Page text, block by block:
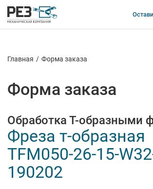
Главная / Форма заказа
Форма заказа
Обработка Т-образными
Фреза т-образная
TFM050-26-15-
190202